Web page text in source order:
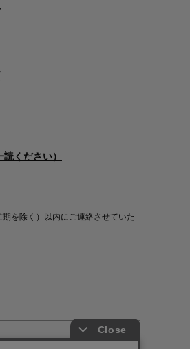
ください）
を除く）以内にご連絡させていた